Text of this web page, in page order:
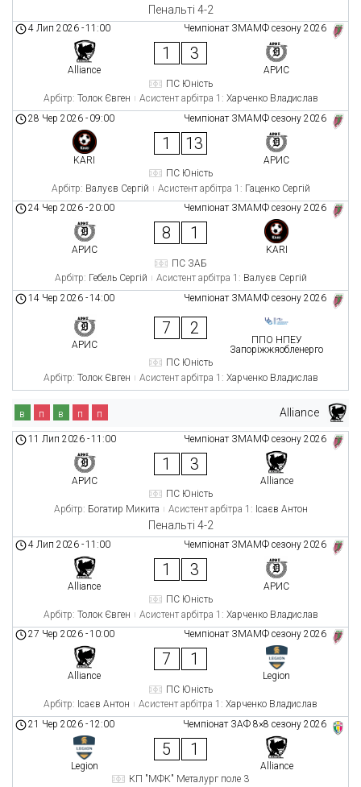
Пенальті 4-2
Чемпіонат ЗМАМФ сезону 2026
4 Лип 2026 -11:00
Alliance
1 3
АРИС
ПС Юність
Арбітр: Толок Євген Асистент арбітра 1: Харченко Владислав
Чемпіонат ЗМАМФ сезону 2026
28 Чер 2026 - 09:00
KARI
1 13
АРИС
ПС Юність
Арбітр: Валуєв Сергій Асистент арбітра 1: Гаценко Сергій
Чемпіонат ЗМАМФ сезону 2026
24 Чер 2026 -20:00
АРИС
8 1
KARI
ПС ЗАБ
Арбітр: Гебель Сергій Асистент арбітра 1: Валуєв Сергій
Чемпіонат ЗМАМФ сезону 2026
14 Чер 2026 -14:00
АРИС
7 2
ППО НПЕУ
Запоріжжяобленерго
ПС Юність
Арбітр: Толок Євген Асистент арбітра 1: Харченко Владислав
Alliance
в п в п п
Чемпіонат ЗМАМФ сезону 2026
11 Лип 2026 -11:00
АРИС
1 3
Alliance
ПС Юність
Арбітр: Богатир Микита Асистент арбітра 1: Ісаєв Антон
Пенальті 4-2
Чемпіонат ЗМАМФ сезону 2026
4 Лип 2026 -11:00
Alliance
1 3
АРИС
ПС Юність
Арбітр: Толок Євген Асистент арбітра 1: Харченко Владислав
Чемпіонат ЗМАМФ сезону 2026
27 Чер 2026 -10:00
Alliance
7 1
Legion
ПС Юність
Арбітр: Ісаєв Антон Асистент арбітра 1: Харченко Владислав
Чемпіонат ЗАФ 8×8 сезону 2026
21 Чер 2026 -12:00
Legion
5 1
Alliance
КП "МФК" Металург поле 3